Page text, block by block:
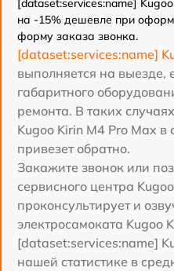
[dataset:services:name]
на -15% дешевле при
форму заказа звонка.
[dataset:services:name]
выполняется на выезде,
габаритного
ремонта. В таких
Kugoo Kirin M4 Pro Max в
привезет обратно.
Закажите звонок или
сервисного центра
проконсультирует и
электросамоката Kugoo
[dataset:services:name]
нашей статистике в